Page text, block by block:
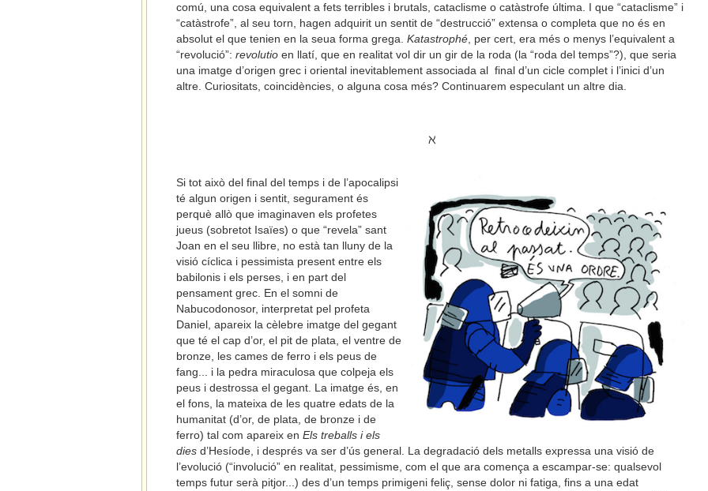
comú, una cosa equivalent a fets terribles i brutals, cataclisme o catàstrofe última. I que “cataclisme” i
“catàstrofe”, al seu torn, hagen adquirit un sentit de “destrucció” extensa o completa que no és en
absolut el que tenien en la seua forma grega.Katastrophé, per cert, era més o menys l’equivalent a
“revolució”:revolutio en llatí, que en realitat vol dir un gir de la roda (la “roda del temps”?), que seria
una imatge d’origen grec i oriental inevitablement associada al final d’un cicle complet i l’inici d’un
altre. Curiositats, coincidències, o alguna cosa més? Continuarem especulant un altre dia.
ℵ
Si tot això del final del temps i de l’apocalipsi
té algun origen i sentit, segurament és
perquè allò que imaginaven els profetes
jueus (sobretot Isaïes) o que “revela” sant
Joan en el seu llibre, no està tan lluny de la
visió cíclica i pessimista present entre els
babilonis i els perses, i en part del
pensament grec. En el somni de
Nabucodonosor, interpretat pel profeta
Daniel, apareix la cèlebre imatge del gegant
que té el cap d’or, el pit de plata, el ventre de
bronze, les cames de ferro i els peus de
fang... i la pedra miraculosa que colpeja els
peus i destrossa el gegant. La imatge és, en
el fons, la mateixa de les quatre edats de la
humanitat (d’or, de plata, de bronze i de
ferro) tal com apareix enEls treballs i els
dies d’Hesíode, i després va ser d’ús general. La degradació dels metalls expressa una visió de
l’evolució (“involució” en realitat, pessimisme, com el que ara comença a escampar-se: qualsevol
temps futur serà pitjor...) des d’un temps primigeni feliç, sense dolor ni fatiga, fins a una edat